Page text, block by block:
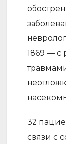
1869 — с
32
связи с